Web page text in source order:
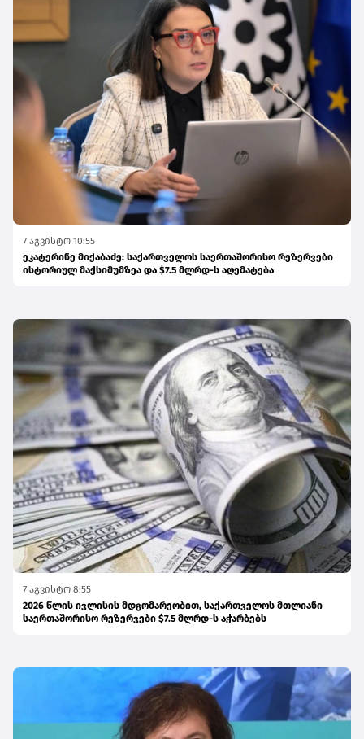
7 აგვისტო 10:55
ეკატერინე მიქაბაძე: საქართველოს საერთაშორისო რეზერვები
ისტორიულ მაქსიმუმზეა და $7.5 მლრდ-ს აღემატება
7 აგვისტო 8:55
2026 წლის ივლისის მდგომარეობით, საქართველოს მთლიანი
საერთაშორისო რეზერვები $7.5 მლრდ-ს აჭარბებს